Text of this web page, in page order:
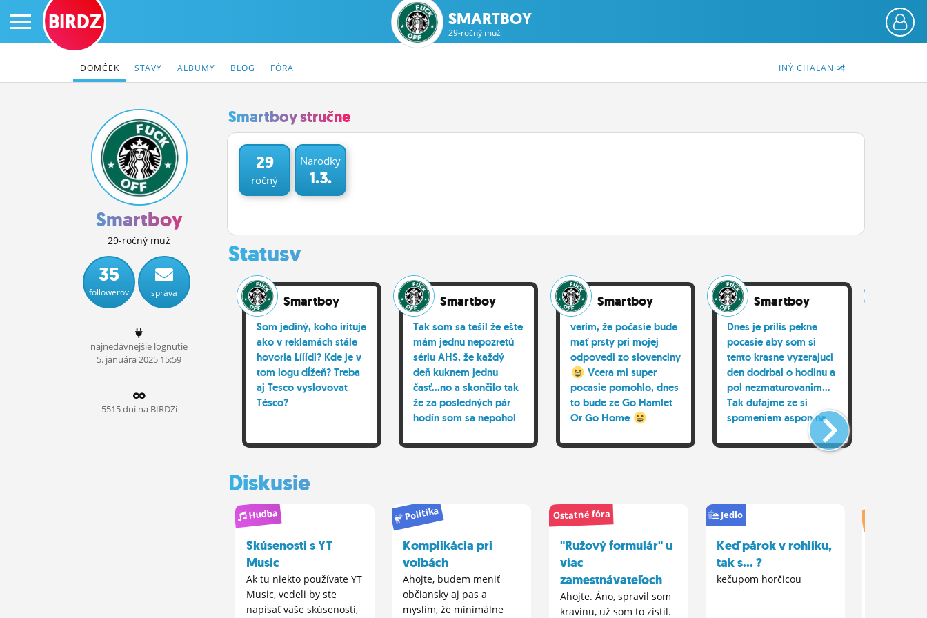
PRIHLÁS SA
ČINŽIAK
FÓRUM
STATUSY
BLOGY
OBRÁZKY
MÔJ PROFIL
ROLETA
BIRDZ SMARTBOY
29-ročný muž
INÝ CHALAN
DOMČEK STAVY ALBUMY BLOG FÓRA
Smartboy
29-ročný muž
35
followerov správa
najnedávnejšie lognutie
5. januára2025 15:59
5515 dní na BIRDZi
Smartboy stručne
29
ročný
Narodky
1.3.
Statusy
Smartboy
Som jediný, koho irituje
ako v reklamách stále
hovoria Lííídl? Kde je v
tom logu dĺžeň? Treba
aj Tesco vyslovovat
Tésco?
Smartboy
Tak som sa tešil že ešte
mám jednu nepozretú
sériu AHS, že každý
deň kuknem jednu
časť...no a skončilo tak
že za posledných pár
hodín som sa nepohol
pred sebou už len 2
Smartboy
verím, že počasie bude
mať prsty pri mojej
odpovedi zo slovenciny
Vcera mi super
pocasie pomohlo, dnes
to bude ze Go Hamlet
Or Go Home
Smartboy
Dnes je prilis pekne
pocasie aby som si
tento krasne vyzerajuci
den dodrbal o hodinu a
pol nezmaturovanim...
Tak dufajme ze si
spomeniem aspon na
zakladne veci ze co su
aktiva a pasiva
D
Diskusie
Hudba
Skúsenosti s YT
Music
Ak tu niekto používate YT
Music, vedeli by ste
napísať vaše skúsenosti,
Politika
Komplikácia pri
voľbách
Ahojte, budem meniť
občiansky aj pas a
myslím, že minimálne
Ostatné fóra
"Ružový formulár" u
viac
zamestnávateľoch
Ahojte. Áno, spravil som
kravinu, už som to zistil.
Jedlo
Keď párok v rohlíku,
tak s... ?
kečupom horčicou